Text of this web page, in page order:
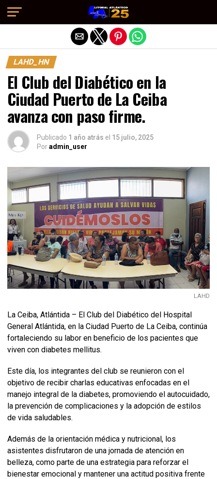
LAHD_HN
El Club del Diabético en la
Ciudad Puerto de La Ceiba
avanza con paso firme.
Publicado 1 año atrás el 15 julio, 2025
Poradmin_user
LAHD
La Ceiba, Atlántida – El Club del Diabético del Hospital
General Atlántida, en la Ciudad Puerto de La Ceiba, continúa
fortaleciendo su labor en beneficio de los pacientes que
viven con diabetes mellitus.
Este día, los integrantes del club se reunieron con el
objetivo de recibir charlas educativas enfocadas en el
manejo integral de la diabetes, promoviendo el autocuidado,
la prevención de complicaciones y la adopción de estilos
de vida saludables.
Además de la orientación médica y nutricional, los
asistentes disfrutaron de una jornada de atención en
belleza, como parte de una estrategia para reforzar el
bienestar emocional y mantener una actitud positiva frente
Salir de la versión móvil